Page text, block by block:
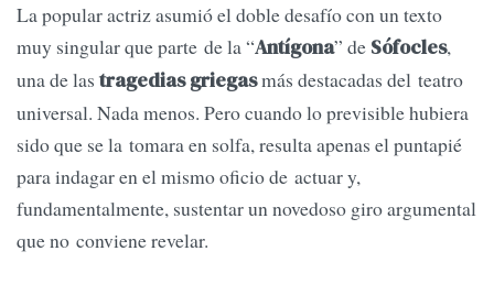
La popular actriz asumió el doble desafío con un texto
muy singular que parte de la “Antígona” de Sófocles,
una de las tragedias griegasmás destacadas del teatro
universal. Nada menos. Pero cuando lo previsible hubiera
sido que se la tomara en solfa, resulta apenas el puntapié
para indagar en el mismo oficio de actuar y,
fundamentalmente, sustentar un novedoso giro argumental
que no conviene revelar.